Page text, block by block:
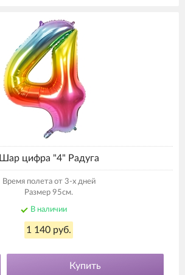
Шар цифра "4" Радуга
Время полета от 3-х дней
Размер 95см.
В наличии
1 140 руб.
Купить